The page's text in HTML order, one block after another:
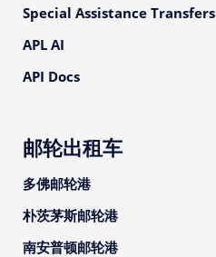
Special Assistance Transfers
APL AI
API Docs
邮轮出租车
多佛邮轮港
朴茨茅斯邮轮港
南安普顿邮轮港